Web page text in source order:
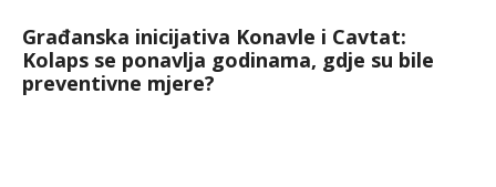
Građanska inicijativa Konavle i Cavtat:
Kolaps se ponavlja godinama, gdje su bile
preventivne mjere?